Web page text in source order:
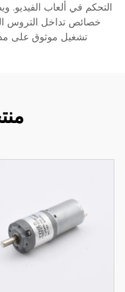
التحكم في ألعاب الفيديو.
خصائص تداخل التروس
تشغيل موثوق على